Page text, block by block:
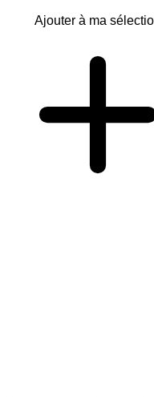
Ajouter à ma